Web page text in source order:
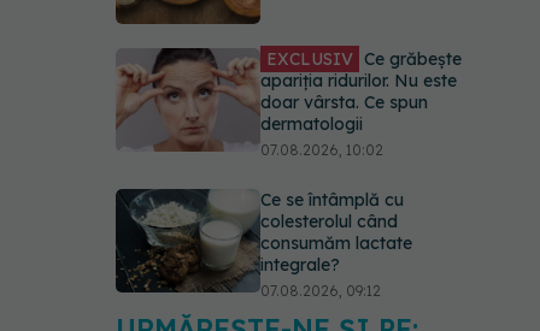
EXCLUSIV Ce grăbește
apariția ridurilor. Nu este
doar vârsta. Ce spun
dermatologii
07.08.2026, 10:02
Ce se întâmplă cu
colesterolul când
consumăm lactate
integrale?
07.08.2026, 09:12